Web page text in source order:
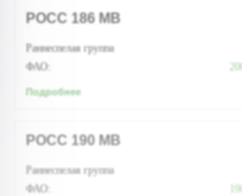
РОСС 186 МВ
Подробнее
Раннеспелая группа
ФАО:
200
РОСС 190 МВ
Раннеспелая группа
ФАО:
190